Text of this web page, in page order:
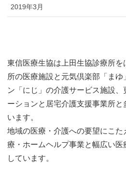
2019年3月
東信医療生協は上田生協診療所
所の医療施設と元気倶楽部「まゆ
ン「にじ」の介護サービス施設
ーションと居宅介護支援事業所
います。
地域の医療・介護への要望にこ
療・ホームヘルプ事業と幅広い医
しています。